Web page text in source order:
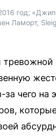
год;
Ламорт,
чего на